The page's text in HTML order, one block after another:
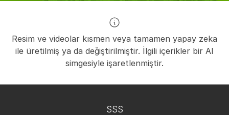
Resim ve videolar kısmen veya tamamen yapay zeka
ile üretilmiş ya da değiştirilmiştir. İlgili içerikler bir AI
simgesiyle işaretlenmiştir.
SSS